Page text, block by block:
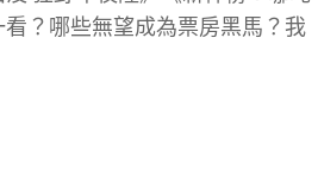
？哪些無望成為票房黑馬？我